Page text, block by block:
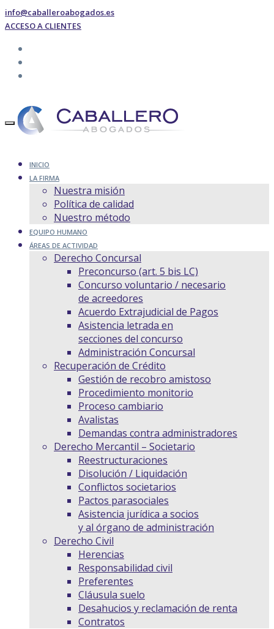
info@caballeroabogados.es
ACCESO A CLIENTES
INICIO
LA FIRMA
Nuestra misión
Política de calidad
Nuestro método
EQUIPO HUMANO
ÁREAS DE ACTIVIDAD
Derecho Concursal
Preconcurso (art. 5 bis LC)
Concurso voluntario / necesario
de acreedores
Acuerdo Extrajudicial de Pagos
Asistencia letrada en
secciones del concurso
Administración Concursal
Recuperación de Crédito
Gestión de recobro amistoso
Procedimiento monitorio
Proceso cambiario
Avalistas
Demandas contra administradores
Derecho Mercantil – Societario
Reestructuraciones
Disolución / Liquidación
Conflictos societarios
Pactos parasociales
Asistencia jurídica a socios
y al órgano de administración
Derecho Civil
Herencias
Responsabilidad civil
Preferentes
Cláusula suelo
Desahucios y reclamación de renta
Contratos